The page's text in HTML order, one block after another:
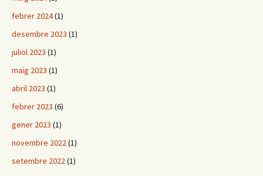
febrer 2024(1)
desembre 2023 (1)
juliol 2023 (1)
maig 2023 (1)
abril 2023 (1)
febrer 2023 (6)
gener 2023 (1)
novembre 2022(1)
setembre 2022(1)